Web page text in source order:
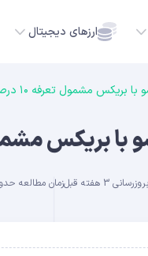
ارزهای دیجیتال
تعرفه ۱۰ درصدی اضافی خواهند شد
تعرفه ۱۰ درصدی
3 هفته قبل زمان مطالعه حدود 11